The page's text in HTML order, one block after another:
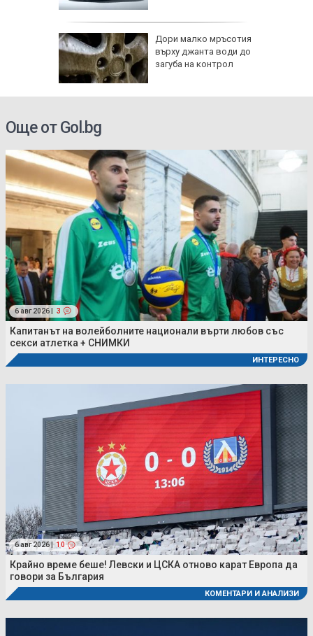
Дори малко мръсотия
върху джанта води до
загуба на контрол
Още от Gol.bg
6 авг 2026 | 3
Капитанът на волейболните национали върти любов със
секси атлетка + СНИМКИ
ИНТЕРЕСНО
6 авг 2026 | 10
Крайно време беше! Левски и ЦСКА отново карат Европа да
говори за България
КОМЕНТАРИ И АНАЛИЗИ